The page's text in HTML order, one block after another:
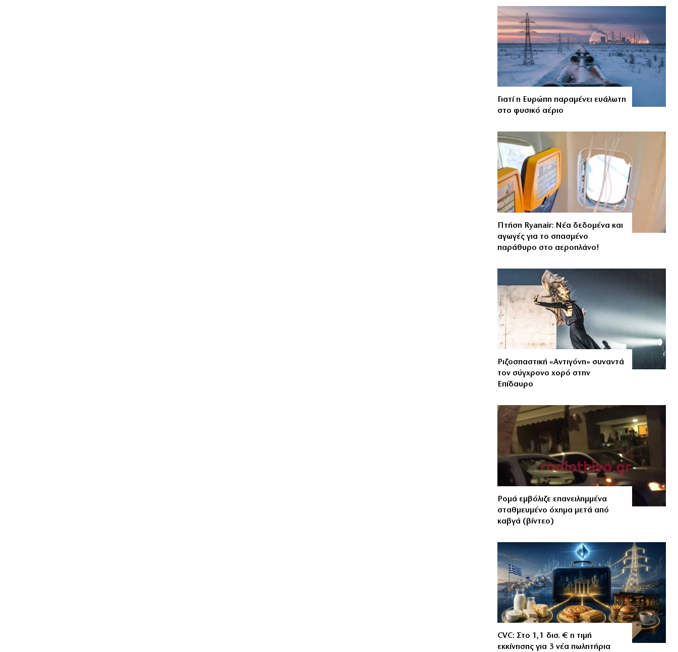
Γιατί η Ευρώπη παραμένει ευάλωτη
στο φυσικό αέριο
Πτήση Ryanair: Νέα δεδομένα και
αγωγές για το σπασμένο
παράθυρο στο αεροπλάνο!
Ριζοσπαστική «Αντιγόνη» συναντά
τον σύγχρονο χορό στην
Επίδαυρο
Ρομά εμβόλιζε επανειλημμένα
σταθμευμένο όχημα μετά από
καβγά (βίντεο)
CVC: Στο 1,1 δισ. € η τιμή
εκκίνησης για 3 νέα πωλητήρια